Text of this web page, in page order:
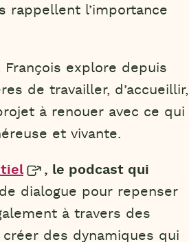
rappellent l’importance
François explore depuis
de travailler, d’accueillir,
à renouer avec ce qui
et vivante.
, le podcast qui
dialogue pour repenser
à travers des
des dynamiques qui